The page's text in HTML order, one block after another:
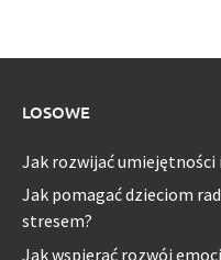
LOSOWE
Jak rozwijać
Jak pomagać dzieciom
stresem?
Jak wspierać rozwój